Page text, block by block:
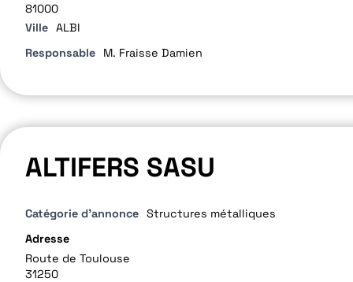
81000
Ville ALBI
Responsable
M. Fraisse Damien
ALTIFERS SASU
Catégorie d'annonce Structures métalliques
Adresse
Route de Toulouse
31250